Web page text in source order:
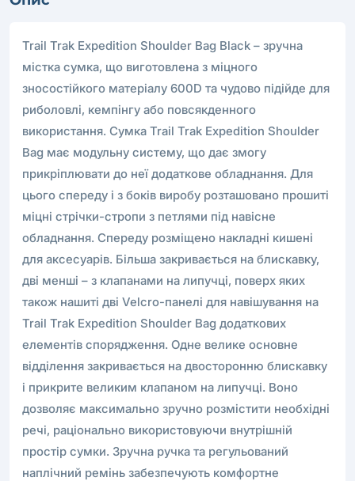
Trail Trak Expedition Shoulder Bag Black – зручна
містка сумка, що виготовлена з міцного
зносостійкого матеріалу 600D та чудово підійде для
риболовлі, кемпінгу або повсякденного
використання. Сумка Trail Trak Expedition Shoulder
Bag має модульну систему, що дає змогу
прикріплювати до неї додаткове обладнання. Для
цього спереду і з боків виробу розташовано прошиті
міцні стрічки-стропи з петлями під навісне
обладнання. Спереду розміщено накладні кишені
для аксесуарів. Більша закривається на блискавку,
дві менші – з клапанами на липучці, поверх яких
також нашиті дві Velcro-панелі для навішування на
Trail Trak Expedition Shoulder Bag додаткових
елементів спорядження. Одне велике основне
відділення закривається на двосторонню блискавку
і прикрите великим клапаном на липучці. Воно
дозволяє максимально зручно розмістити необхідні
речі, раціонально використовуючи внутрішній
простір сумки. Зручна ручка та регульований
наплічний ремінь забезпечують комфортне